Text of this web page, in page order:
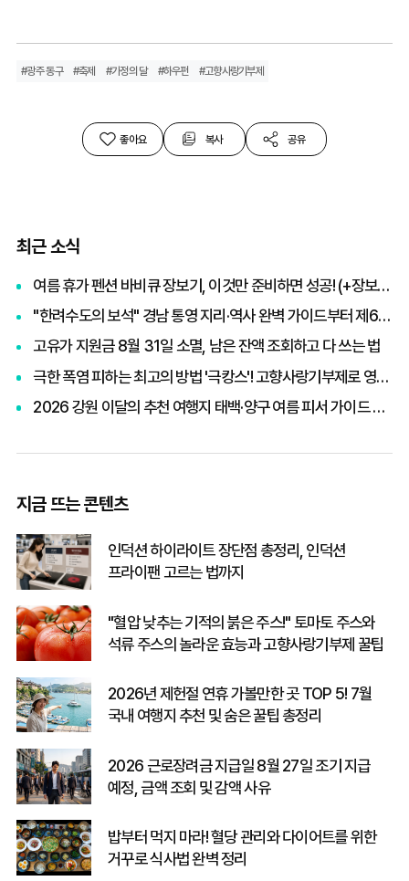
#광주 동구 #축제 #가정의 달 #하우펀 #고향사랑기부제
좋아요 복사 공유
최근 소식
여름 휴가 펜션 바비큐 장보기, 이것만 준비하면 성공! (+장보기 체크리스트)
"한려수도의 보석" 경남 통영 지리·역사 완벽 가이드부터 제65회 통영한산대첩축제까지 총정리
고유가 지원금 8월 31일 소멸, 남은 잔액 조회하고 다 쓰는 법
극한 폭염 피하는 최고의 방법 '극캉스'! 고향사랑기부제로 영화관람권 받고 세액공제까지 챙기기
2026 강원 이달의 추천 여행지 태백·양구 여름 피서 가이드 및 빙고 스탬프 투어 이벤트 혜택 총정리
지금 뜨는 콘텐츠
인덕션 하이라이트 장단점 총정리, 인덕션
프라이팬 고르는 법까지
"혈압 낮추는 기적의 붉은 주스!" 토마토 주스와
석류 주스의 놀라운 효능과 고향사랑기부제 꿀팁
2026년 제헌절 연휴 가볼만한 곳 TOP 5! 7월
국내 여행지 추천 및 숨은 꿀팁 총정리
2026 근로장려금 지급일 8월 27일 조기 지급
예정, 금액 조회 및 감액 사유
밥부터 먹지 마라! 혈당 관리와 다이어트를 위한
거꾸로 식사법 완벽 정리